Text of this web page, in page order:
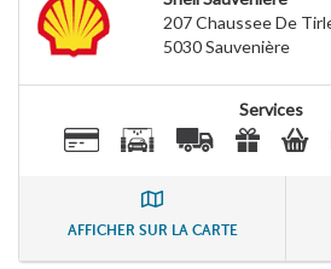
207 Chaussee De
5030Sauvenière
Services
AFFICHER SUR LA CARTE